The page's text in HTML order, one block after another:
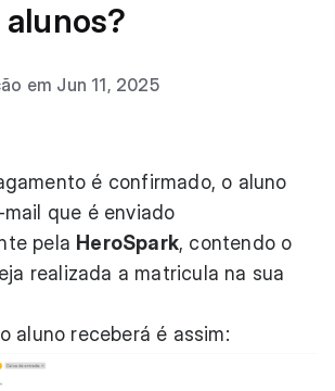
em Jun 11, 2025
é confirmado, o aluno
que é enviado
pela HeroSpark, contendo o
realizada a matricula na sua
aluno receberá é assim: